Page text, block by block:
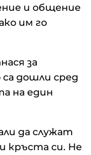
и общение
им го
за
дошли сред
на един
да служат
кръста си. Не